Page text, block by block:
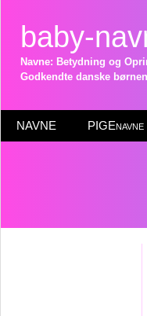
baby-
Navne: Betydning og
Godkendte danske
NAVNE PIGEnavne